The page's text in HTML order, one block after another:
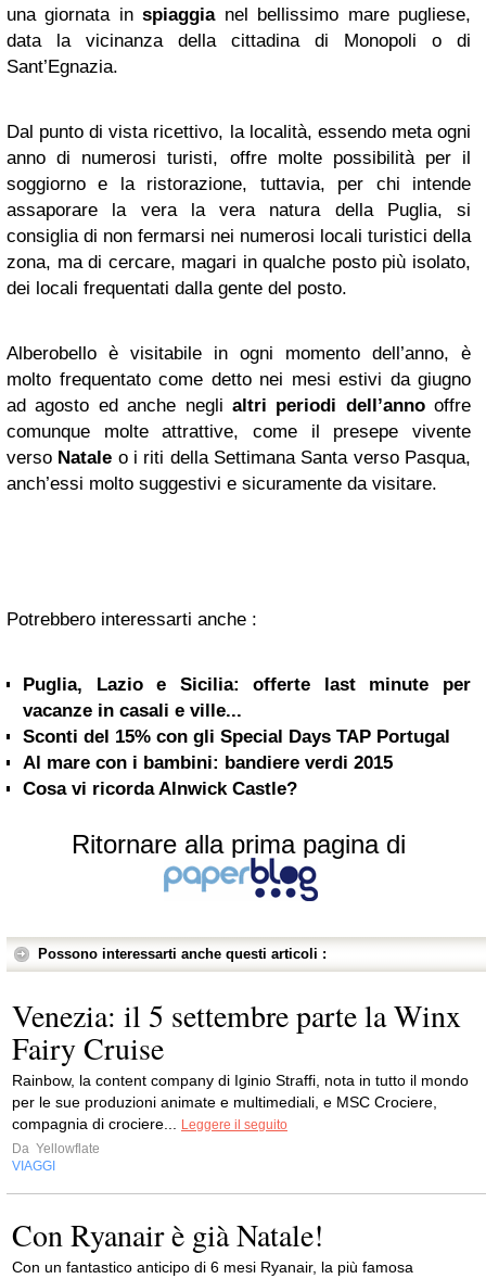
una giornata inspiaggianel bellissimo mare pugliese,
data la vicinanza della cittadina di Monopoli o di
Sant’Egnazia.
Dal punto di vista ricettivo, la località, essendo meta ogni
anno di numerosi turisti, offre molte possibilità per il
soggiorno e la ristorazione, tuttavia, per chi intende
assaporare la vera la vera natura della Puglia, si
consiglia di non fermarsi nei numerosi locali turistici della
zona, ma di cercare, magari in qualche posto più isolato,
dei locali frequentati dalla gente del posto.
Alberobello è visitabile in ogni momento dell’anno, è
molto frequentato come detto nei mesi estivi da giugno
ad agosto ed anche negli altri periodi dell’annooffre
comunque molte attrattive, come il presepe vivente
verso Natale o i riti della Settimana Santa verso Pasqua,
anch’essi molto suggestivi e sicuramente da visitare.
Potrebbero interessarti anche :
Puglia, Lazio e Sicilia: offerte last minute per
vacanze in casali e ville...
Sconti del 15% con gli Special Days TAP Portugal
Al mare con i bambini: bandiere verdi 2015
Cosa vi ricorda Alnwick Castle?
Ritornare alla prima pagina di
Possono interessarti anche questi articoli :
Venezia: il 5 settembre parte la Winx
Fairy Cruise
Rainbow, la content company di Iginio Straffi, nota in tutto il mondo
per le sue produzioni animate e multimediali, e MSC Crociere,
compagnia di crociere...
Leggere il seguito
Da Yellowflate
VIAGGI
Con Ryanair è già Natale!
Con un fantastico anticipo di 6 mesi Ryanair, la più famosa